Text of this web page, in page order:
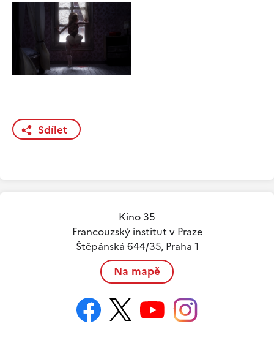
Sdílet
Kino 35
Francouzský institut v Praze
Štěpánská 644/35, Praha 1
Na mapě